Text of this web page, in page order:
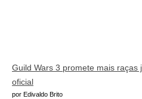
Guild Wars 3 promete mais raças
oficial
por Edivaldo Brito